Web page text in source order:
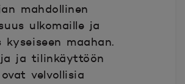
mahdollinen
ulkomaille ja
kyseiseen maahan.
ja tilinkäyttöön
velvollisia